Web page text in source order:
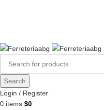
Search
Login / Register
0 items $0